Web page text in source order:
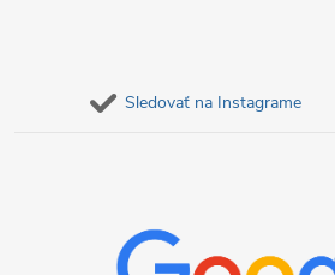
Sledovať na Instagrame